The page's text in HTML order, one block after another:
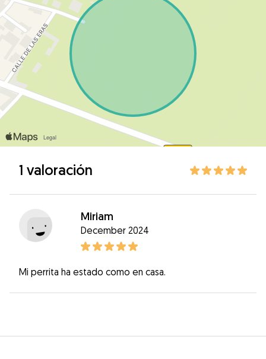
1 valoración
Miriam
December 2024
Mi perrita ha estado como en casa.